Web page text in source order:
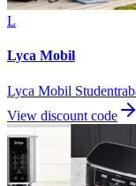
L
Lyca Mobil
Lyca Mobil
View discount code